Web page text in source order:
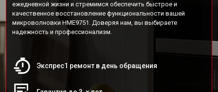
ежедневной жизни и стремимся обеспечить быстрое и
качественное восстановление функциональности вашей
микроволновки HME9751. Доверяя нам, вы выбираете
надежность и профессионализм.
Экспрес1 ремонт в день обращения